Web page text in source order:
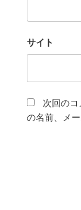
サイト
次回の
の名前、メ